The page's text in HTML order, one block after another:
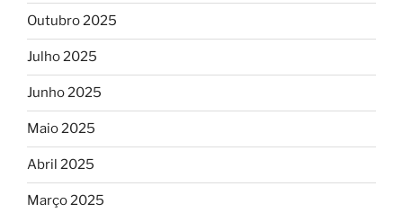
Outubro 2025
Julho 2025
Junho 2025
Maio 2025
Abril 2025
Março 2025